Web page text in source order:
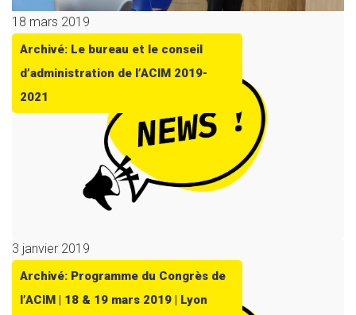
18 mars 2019
Archivé: Le bureau et le conseil
d’administration de l’ACIM 2019-
2021
3 janvier 2019
Archivé: Programme du Congrès de
l’ACIM | 18 & 19 mars 2019 | Lyon